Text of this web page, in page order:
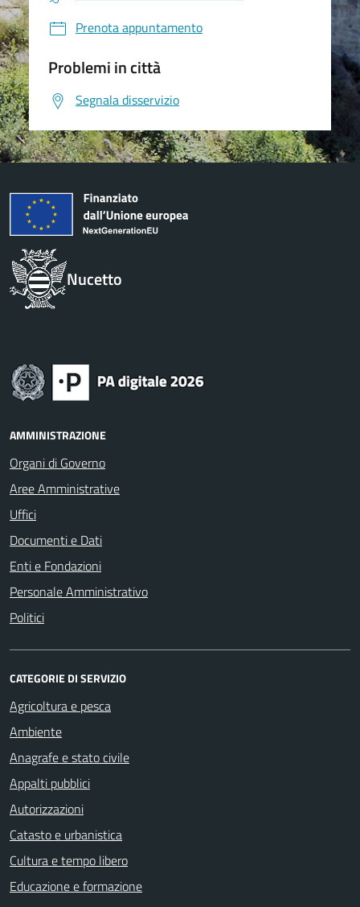
Prenota appuntamento
Problemi in città
Segnala disservizio
Nucetto
AMMINISTRAZIONE
Organi di Governo
Aree Amministrative
Uffici
Documenti e Dati
Enti e Fondazioni
Personale Amministrativo
Politici
CATEGORIE DI SERVIZIO
Agricoltura e pesca
Ambiente
Anagrafe e stato civile
Appalti pubblici
Autorizzazioni
Catasto e urbanistica
Cultura e tempo libero
Educazione e formazione